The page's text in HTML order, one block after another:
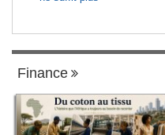
Finance